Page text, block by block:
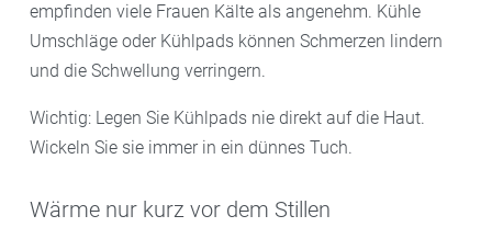
empfinden viele Frauen Kälte als angenehm. Kühle
Umschläge oder Kühlpads können Schmerzen lindern
und die Schwellung verringern.
Wichtig: Legen Sie Kühlpads nie direkt auf die Haut.
Wickeln Sie sie immer in ein dünnes Tuch.
Wärme nur kurz vor dem Stillen